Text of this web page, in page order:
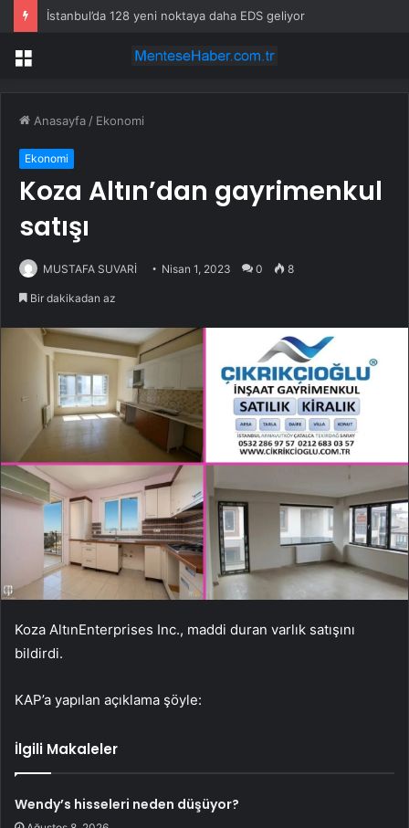
İstanbul’da 128 yeni noktaya daha EDS geliyor
Menü
Anasayfa / Ekonomi
Ekonomi
Koza Altın’dan gayrimenkul
satışı
MUSTAFA SUVARİ Nisan 1, 2023 0 8
Bir dakikadan az
Koza AltınEnterprises Inc., maddi duran varlık satışını
bildirdi.
KAP’a yapılan açıklama şöyle:
İlgili Makaleler
Wendy’s hisseleri neden düşüyor?